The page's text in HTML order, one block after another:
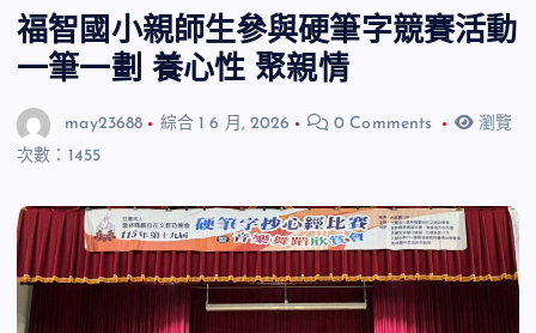
福智國小親師生參與硬筆字競賽活動
一筆一劃 養心性 聚親情
may23688 綜合 1 6 月, 2026 0 Comments
瀏覽
次數：1455